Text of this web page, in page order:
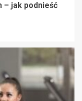
– jak podnieść